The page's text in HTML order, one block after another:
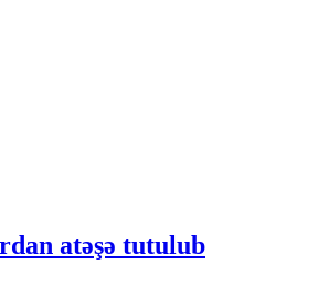
atəşə tutulub